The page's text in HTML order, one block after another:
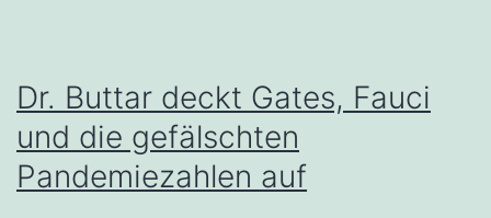
Dr. Buttar deckt Gates, Fauci
und die gefälschten
Pandemiezahlen auf